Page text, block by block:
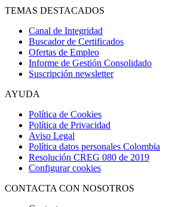
TEMAS DESTACADOS
Canal de Integridad
Buscador de Certificados
Ofertas de Empleo
Informe de Gestión Consolidado
Suscripción newsletter
AYUDA
Política de Cookies
Política de Privacidad
Aviso Legal
Política datos personales Colombia
Resolución CREG 080 de 2019
Configurar cookies
CONTACTA CON NOSOTROS